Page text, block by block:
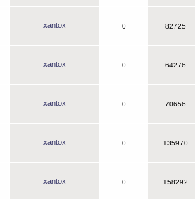
xantox 0 82725
xantox 0 64276
xantox 0 70656
xantox 0 135970
xantox 0 158292